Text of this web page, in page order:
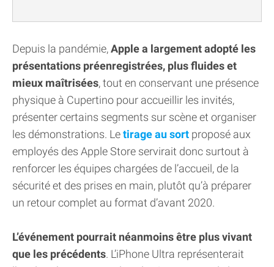
Depuis la pandémie,Apple a largement adopté les
présentations préenregistrées, plus fluides et
mieux maîtrisées, tout en conservant une présence
physique à Cupertino pour accueillir les invités,
présenter certains segments sur scène et organiser
les démonstrations. Letirage au sort proposé aux
employés des Apple Store servirait donc surtout à
renforcer les équipes chargées de l’accueil, de la
sécurité et des prises en main, plutôt qu’à préparer
un retour complet au format d’avant 2020.
L’événement pourrait néanmoins être plus vivant
que les précédents. L’iPhone Ultra représenterait